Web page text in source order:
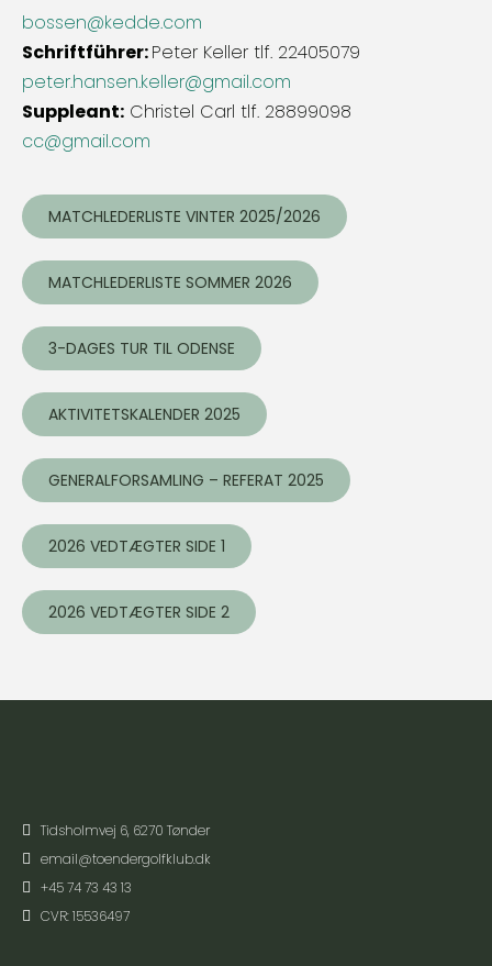
bossen@kedde.com
Schriftführer:Peter Keller tlf. 22405079
peter.hansen.keller@gmail.com
Suppleant: Christel Carl tlf. 28899098
cc@gmail.com
MATCHLEDERLISTE VINTER 2025/2026
MATCHLEDERLISTE SOMMER 2026
3-DAGES TUR TIL ODENSE
AKTIVITETSKALENDER 2025
GENERALFORSAMLING – REFERAT 2025
2026 VEDTÆGTER SIDE 1
2026 VEDTÆGTER SIDE 2
Tidsholmvej 6, 6270 Tønder
email@toendergolfklub.dk
+45 74 73 43 13
CVR: 15536497